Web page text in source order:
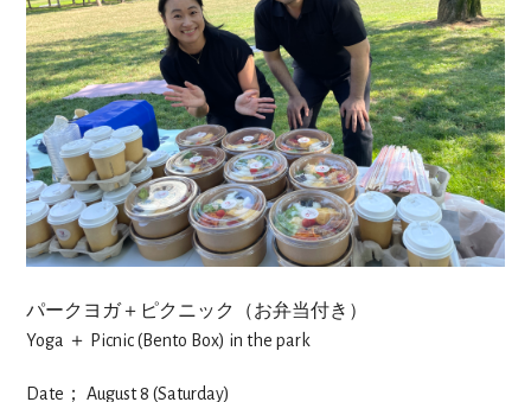
パークヨガ＋ピクニック（お弁当付き）
Yoga ＋ Picnic (Bento Box) in the park
Date； August 8 (Saturday)